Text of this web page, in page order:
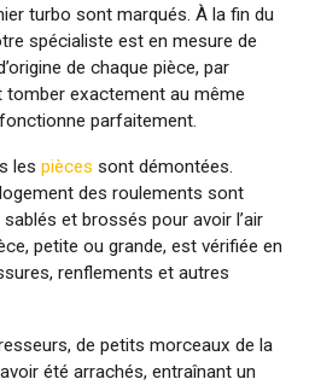
turbo sont marqués. À la fin du
spécialiste est en mesure de
de chaque pièce, par
tomber exactement au même
parfaitement.
les pièces sont démontées.
des roulements sont
et brossés pour avoir l’air
petite ou grande, est vérifiée en
renflements et autres
de petits morceaux de la
été arrachés, entraînant un